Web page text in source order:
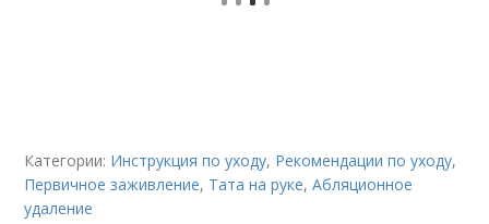
Категории: Инструкция по уходу, Рекомендации по уходу,
Первичное заживление, Тата на руке,Абляционное
удаление